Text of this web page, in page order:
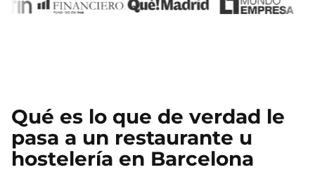
Qué es lo que de verdad le
pasa a un restaurante u
hostelería en Barcelona